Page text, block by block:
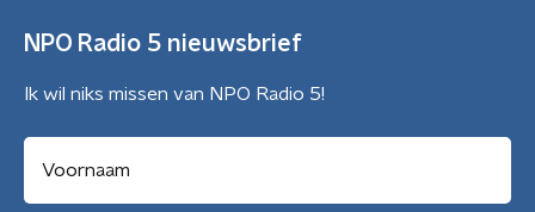
NPO Radio 5 nieuwsbrief
Ik wil niks missen van NPO Radio 5!